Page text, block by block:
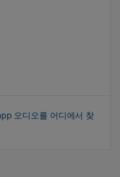
오디오를 어디에서 찾